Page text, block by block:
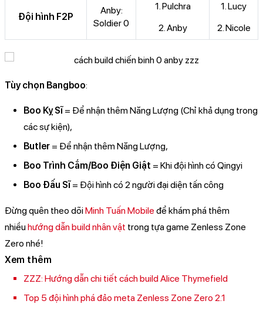
Đội hình F2P
Anby:
Soldier 0
1. Pulchra
2. Anby
1. Lucy
2. Nicole
Tùy chọn Bangboo:
Boo Kỵ Sĩ= Để nhận thêm Năng Lượng (Chỉ khả dụng trong
các sự kiện),
Butler = Để nhận thêm Năng Lượng,
Boo Trình Cắm/Boo Điện Giật = Khi đội hình có Qingyi
Boo Đấu Sĩ= Đội hình có 2 người đại diện tấn công
Đừng quên theo dõiMinh Tuấn Mobile để khám phá thêm
nhiềuhướng dẫn build nhân vật trong tựa game Zenless Zone
Zero nhé!
Xem thêm
ZZZ: Hướng dẫn chi tiết cách build Alice Thymefield
Top 5 đội hình phá đảo meta Zenless Zone Zero 2.1